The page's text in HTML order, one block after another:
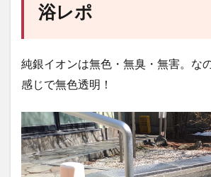
浴レポ
純銀イオンは無色・無臭・無害。な
感じで無色透明！